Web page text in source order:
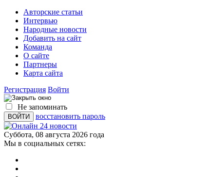
Авторские статьи
Интервью
Народные новости
Добавить на сайт
Команда
О сайте
Партнеры
Карта сайта
Регистрация Войти
Не запоминать
восстановить пароль
Суббота, 08 августа 2026 года
Мы в социальных сетях: